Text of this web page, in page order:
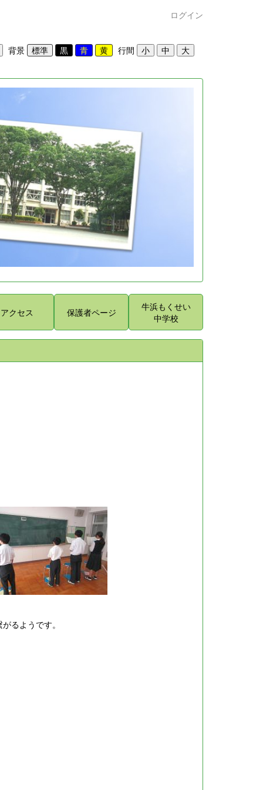
ログイン
背景 行間
アクセス 保護者ページ
牛浜もくせい
中学校
るようです。